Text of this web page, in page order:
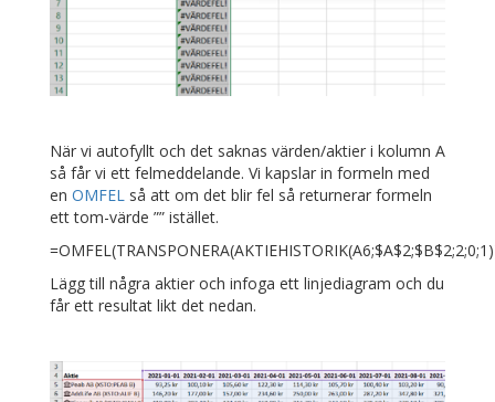
När vi autofyllt och det saknas värden/aktier i kolumn A
så får vi ett felmeddelande. Vi kapslar in formeln med
en OMFEL så att om det blir fel så returnerar formeln
ett tom-värde ”” istället.
Lägg till några aktier och infoga ett linjediagram och du
får ett resultat likt det nedan.